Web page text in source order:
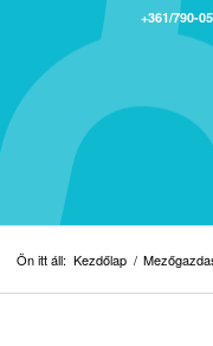
+361/790-
Ön itt áll: Kezdőlap /